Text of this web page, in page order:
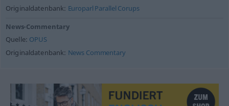
Originaldatenbank: Europarl Parallel Corups
News-Commentary
Quelle: OPUS
Originaldatenbank: News Commentary